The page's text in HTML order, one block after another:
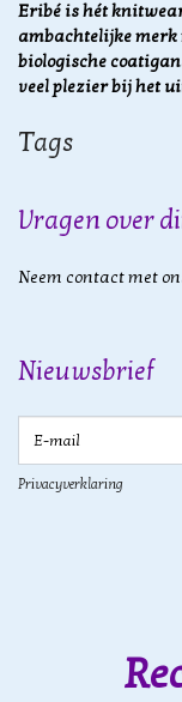
Eribé is hét
ambachtelijke merk
biologische
veel plezier bij het
Tags
Vragen over
Neem contact met
Nieuwsbrief
Privacyverklaring